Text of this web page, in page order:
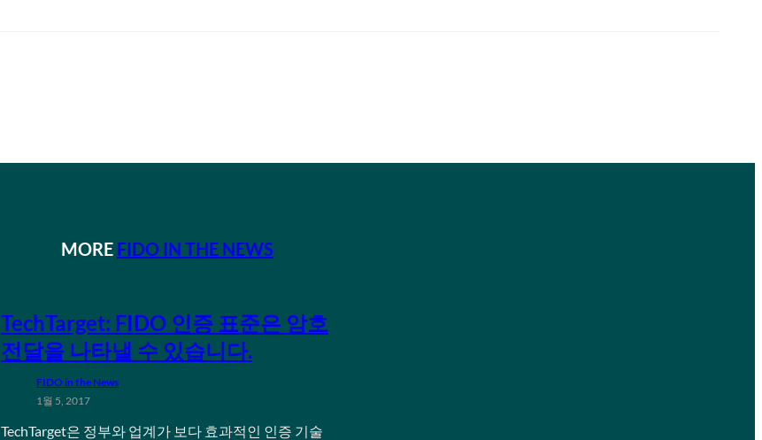
MORE FIDO IN THE NEWS
TechTarget: FIDO 인증 표준은 암호
전달을 나타낼 수 있습니다.
FIDO in the News
1월 5, 2017
TechTarget은 정부와 업계가 보다 효과적인 인증 기술